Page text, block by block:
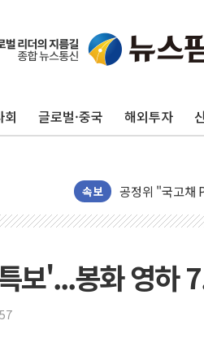
회 글로벌·중국 해외투자
속보
롯데백화점, '
운수업·기업활
[르포] 폭염 속 '
중소기업 기술
정부, 한화오션
쉐이크쉑, 남양
정부혁신 우수
소방청, 전국
보'...봉화 영하